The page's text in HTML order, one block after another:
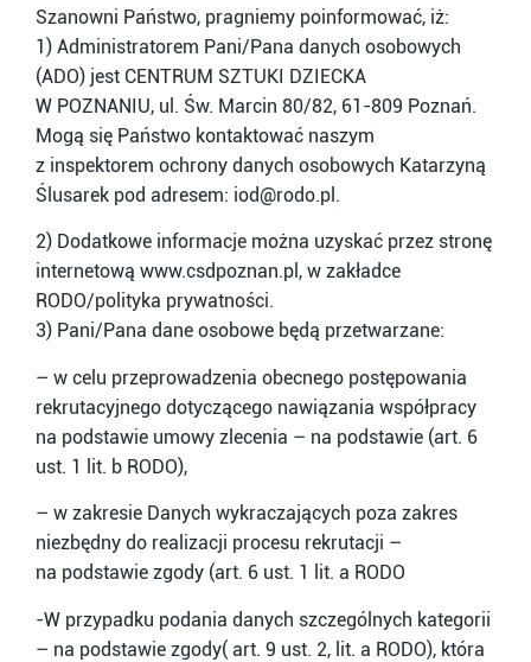
Szanowni Państwo, pragniemy poinformować, iż:
1) Administratorem Pani/Pana danych osobowych
(ADO) jest CENTRUM SZTUKI DZIECKA
W POZNANIU, ul. Św. Marcin 80/82, 61-809 Poznań.
Mogą się Państwo kontaktować naszym
z inspektorem ochrony danych osobowych Katarzyną
Ślusarek pod adresem: iod@rodo.pl.
2) Dodatkowe informacje można uzyskać przez stronę
internetową www.csdpoznan.pl, w zakładce
RODO/polityka prywatności.
3) Pani/Pana dane osobowe będą przetwarzane:
– w celu przeprowadzenia obecnego postępowania
rekrutacyjnego dotyczącego nawiązania współpracy
na podstawie umowy zlecenia – na podstawie (art. 6
ust. 1 lit. b RODO),
– w zakresie Danych wykraczających poza zakres
niezbędny do realizacji procesu rekrutacji –
na podstawie zgody (art. 6 ust. 1 lit. a RODO
-W przypadku podania danych szczególnych kategorii
– na podstawie zgody( art. 9 ust. 2, lit. a RODO), która